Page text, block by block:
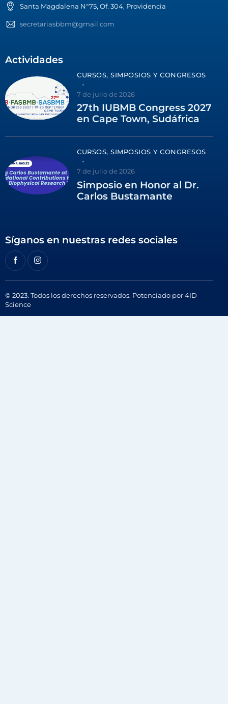
Santa Magdalena N°75, Of. 304, Providencia
secretariasbbm@gmail.com
Actividades
CURSOS, SIMPOSIOS Y CONGRESOS
7 de julio de 2026
27th IUBMB Congress 2027
en Cape Town, Sudáfrica
CURSOS, SIMPOSIOS Y CONGRESOS
7 de julio de 2026
Simposio en Honor al Dr.
Carlos Bustamante
Síganos en nuestras redes sociales
© 2023. Todos los derechos reservados. Potenciado por4ID
Science